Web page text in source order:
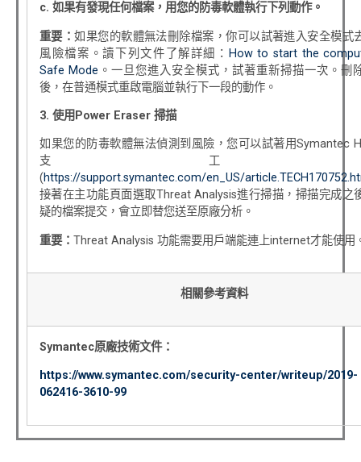
c. 如果有發現任何檔案，用您的防毒軟體執行下列動作。
重要：如果您的軟體無法刪除檔案，你可以試著進入安全模式
風險檔案。讀下列文件了解詳細： How to start the
Safe Mode 。一旦您進入安全模式，試著重新掃描一次。刪
後，在普通模式重啟電腦並執行下一段的動作。
3. 使用 Power Eraser 掃描
如果您的防毒軟體無法偵測到風險，您可以試著用Symantec
支工
(https://support.symantec.com/en_US/
接著在主功能頁面選取Threat Analysis進行掃描，掃描完成之
疑的檔案提交，會立即替您送至原廠分析。
重要： Threat Analysis 功能需要用戶端能連上internet才能使用
相關參考資料
Symantec原廠技術文件：
https://www.symantec.com/security-center/writeup/2019-
062416-3610-99